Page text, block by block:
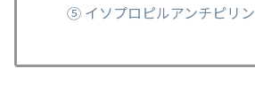
⑤ イソプロピルアンチピリン